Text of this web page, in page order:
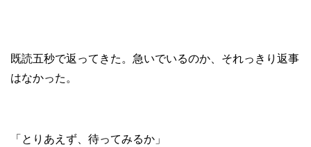
既読五秒で返ってきた。急いでいるのか、それっきり返事
はなかった。
「とりあえず、待ってみるか」